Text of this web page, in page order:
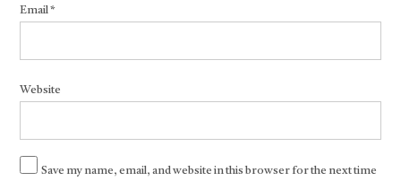
Email*
Website
Save my name, email, and website in this browser for the next time